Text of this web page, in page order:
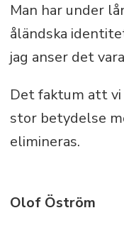
Man har under
åländska
jag anser det
Det faktum att vi
stor betydelse
elimineras.
Olof Öström